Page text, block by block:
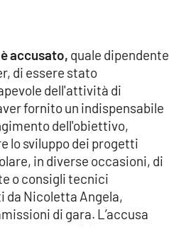
accusato, quale dipendente
di essere stato
dell'attività di
fornito un indispensabile
dell'obiettivo,
lo sviluppo dei progetti
in diverse occasioni, di
o consigli tecnici
Nicoletta Angela,
di gara. L’accusa